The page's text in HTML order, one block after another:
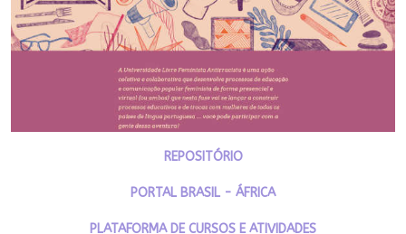
REPOSITÓRIO
PORTAL BRASIL - ÁFRICA
PLATAFORMA DE CURSOS E ATIVIDADES